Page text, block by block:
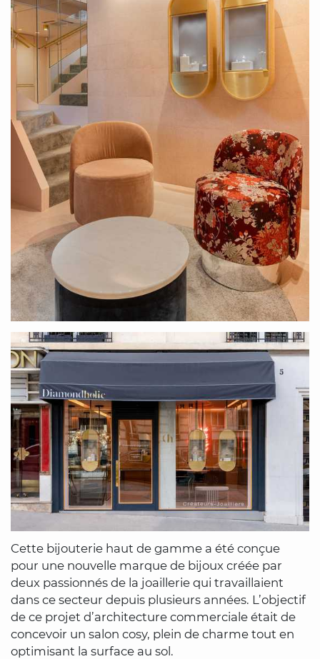
Cette bijouterie haut de gamme a été conçue
pour une nouvelle marque de bijoux créée par
deux passionnés de la joaillerie qui travaillaient
dans ce secteur depuis plusieurs années. L’objectif
de ce projet d’architecture commerciale était de
concevoir un salon cosy, plein de charme tout en
optimisant la surface au sol.